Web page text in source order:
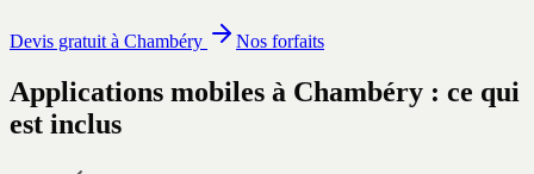
Devis gratuit à Chambéry Nos forfaits
Applications mobiles à Chambéry : ce qui
est inclus